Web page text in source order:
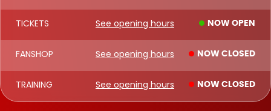
TICKETS See opening hours NOW OPEN
FANSHOP See opening hours NOW CLOSED
TRAINING See opening hours NOW CLOSED